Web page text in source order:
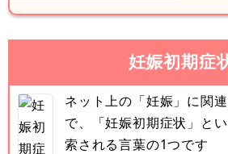
妊娠初期症
ネット上の「妊娠」に関
で、「妊娠初期症状」と
索される言葉の1つです